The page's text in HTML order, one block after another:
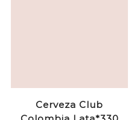
Cerveza Club